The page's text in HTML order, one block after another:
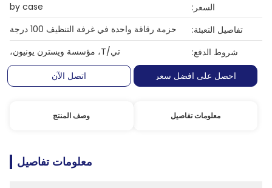
السعر:
by case
تفاصيل التعبئة:
حزمة رقاقة واحدة في غرفة التنظيف 100 درجة
شروط الدفع:
تي/T، مؤسسة ويسترن يونيون،
احصل على افضل سعر
اتصل الآن
معلومات تفاصيل وصف المنتج
معلومات تفاصيل